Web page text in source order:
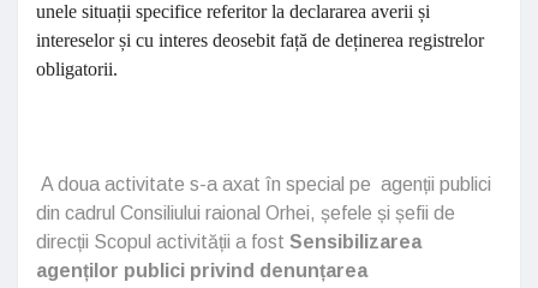
unele situații specifice referitor la declararea averii și
intereselor și cu interes deosebit față de deținerea registrelor
obligatorii.
A doua activitate s-a axat în special pe agenții publici
din cadrul Consiliului raional Orhei, șefele și șefii de
direcții Scopul activității a fost Sensibilizarea
agenților publici privind denunțarea